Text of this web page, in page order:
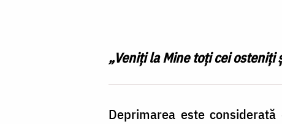
„Veniți la Mine toți cei osteniți
Deprimarea este